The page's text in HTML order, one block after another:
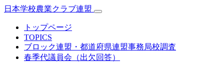
日本学校農業クラブ連盟
トップページ
TOPICS
ブロック連盟・都道府県連盟事務局校調査
春季代議員会（出欠回答）